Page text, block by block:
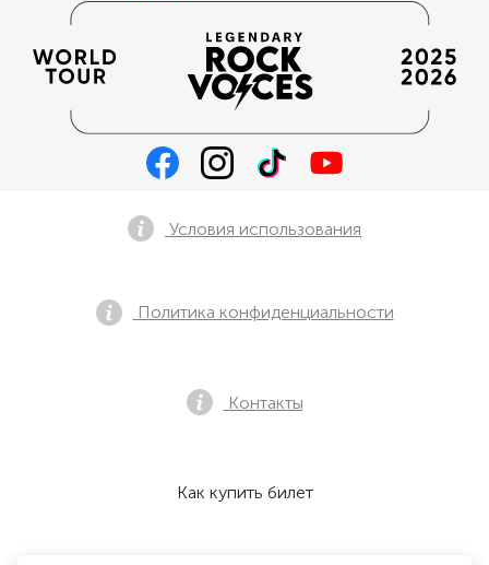
Условия использования
Политика конфиденциальности
Контакты
Как купить билет